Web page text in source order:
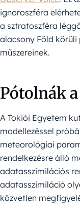
ignoroszféra
a sztratoszféra
alacsony Föld
műszereinek.
Pótolnák
A Tokiói Egyetem
modellezéssel
meteorológiai
rendelkezésre álló
adatasszimilációs
adatasszimiláció
közvetlen